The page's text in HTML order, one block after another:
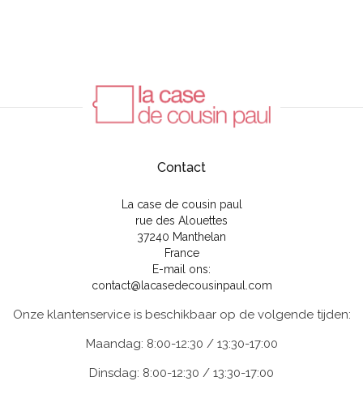
Contact
La case de cousin paul
rue des Alouettes
37240 Manthelan
France
E-mail ons:
contact@lacasedecousinpaul.com
Onze klantenservice is beschikbaar op de volgende tijden:
Maandag: 8:00-12:30 / 13:30-17:00
Dinsdag: 8:00-12:30 / 13:30-17:00